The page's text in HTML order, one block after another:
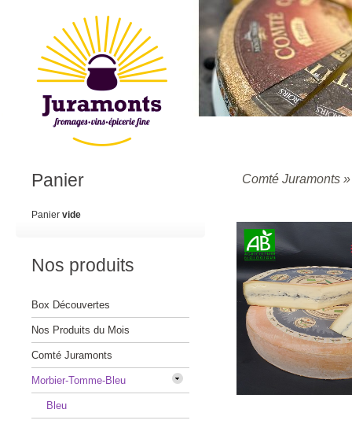
Comté Juramonts
Panier
Panier vide
Nos produits
Box Découvertes
Nos Produits du Mois
Comté Juramonts
Morbier-Tomme-Bleu
Bleu